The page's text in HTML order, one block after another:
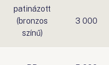
patinázott
(bronzos
színű)
3 000